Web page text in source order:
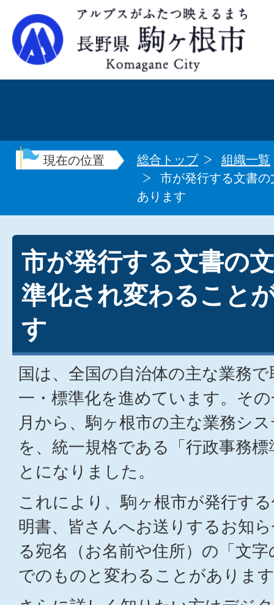
現在の位置 総合トップ
組織一覧
市が発行する文書
あります
市が発行する文書の
準化され変わること
す
国は、全国の自治体の主な業務
一・標準化を進めています。そ
月から、駒ヶ根市の主な業務シ
を、統一規格である「行政事務
とになりました。
これにより、駒ヶ根市が発行す
明書、皆さんへお送りするお知
る宛名（お名前や住所）の「文
でのものと変わることがありま